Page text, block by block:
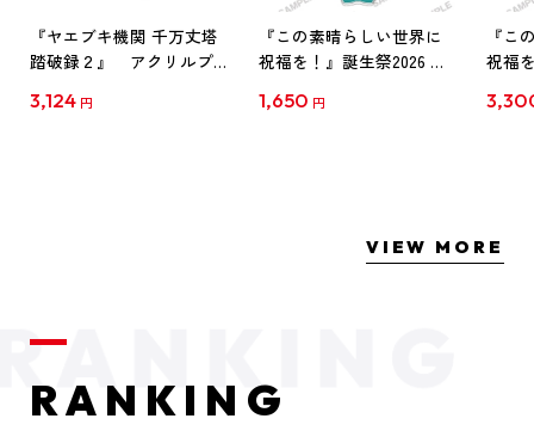
『ヤエブキ機関 千万丈塔
踏破録２』 アクリルプ
3,124 円
『この素晴らしい世界に
祝福を！』誕生祭2026 描
ド ダクネス
1,650 円
『こ
祝福
クネ
VIEW MORE
RANKING